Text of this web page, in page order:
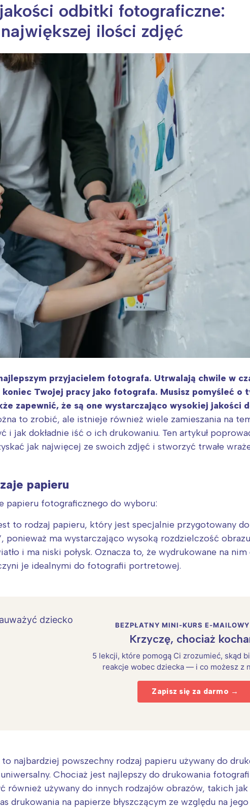
wiśnia i jej płatki Pszczoła i kwitnący ul
odbitki fotograficzne:
ilości zdjęć
przyjacielem fotografa. Utrwalają chwile w
Twojej pracy jako fotografa. Musisz pomyśleć o
zapewnić, że są one wystarczająco wysokiej jakości
to zrobić, ale istnieje również wiele zamieszania na
i jak dokładnie iść o ich drukowaniu. Ten artykuł
jak najwięcej ze swoich zdjęć i stworzyć trwałe
papieru
papieru fotograficznego do wyboru:
to rodzaj papieru, który jest specjalnie przygotowany
ponieważ ma wystarczająco wysoką rozdzielczość
i ma niski połysk. Oznacza to, że wydrukowane na
je idealnymi do fotografii portretowej.
BEZPŁATNY MINI-KURS E-MAILOWY
Krzyczę, chociaż
5 lekcji, które pomogą Ci zrozumieć, skąd
reakcje wobec dziecka — i co możesz z
Zapisz się za darmo →
najbardziej powszechny rodzaj papieru używany do
Chociaż jest najlepszy do drukowania
również używany do innych rodzajów obrazów, takich
drukowania na papierze błyszczącym ze względu na